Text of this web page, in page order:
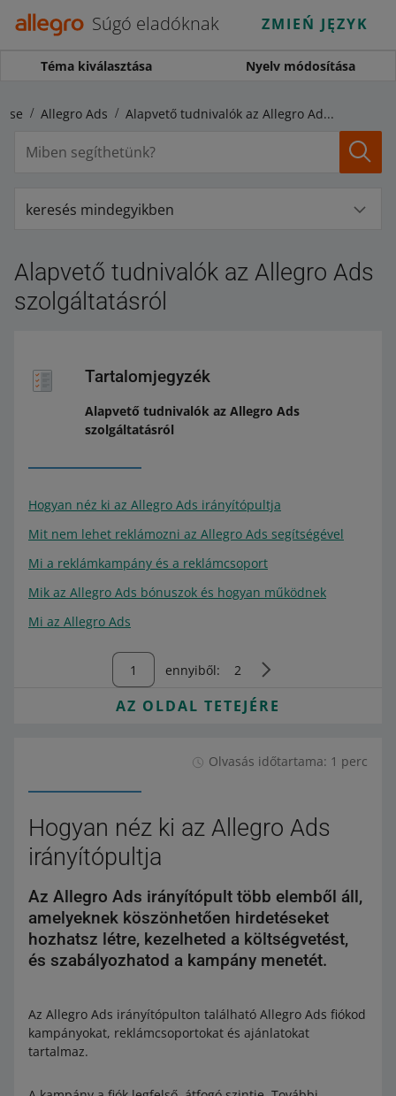
Súgó eladóknak ZMIEŃ JĘZYK
Téma kiválasztása Nyelv módosítása
Allegro Ads Alapvető tudnivalók az Allegro Ads szolgáltatásról
keresés mindegyikben
Alapvető tudnivalók az Allegro Ads
szolgáltatásról
Tartalomjegyzék
Alapvető tudnivalók az Allegro Ads
szolgáltatásról
Hogyan néz ki az Allegro Ads irányítópultja
Mit nem lehet reklámozni az Allegro Ads segítségével
Mi a reklámkampány és a reklámcsoport
Mik az Allegro Ads bónuszok és hogyan működnek
Mi az Allegro Ads
ennyiből: 2
AZ OLDAL TETEJÉRE
Olvasás időtartama: 1 perc
Hogyan néz ki az Allegro Ads
irányítópultja
Az Allegro Ads irányítópult több elemből áll,
amelyeknek köszönhetően hirdetéseket
hozhatsz létre, kezelheted a költségvetést,
és szabályozhatod a kampány menetét.
Az Allegro Ads irányítópulton található Allegro Ads fiókod
kampányokat, reklámcsoportokat és ajánlatokat
tartalmaz.